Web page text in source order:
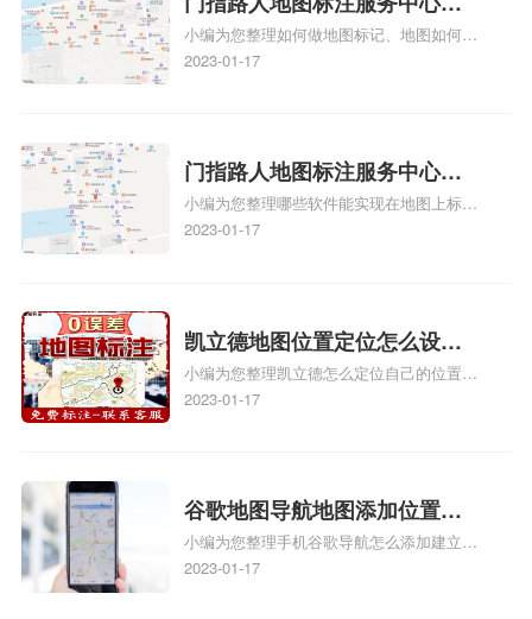
何做花小猪打车地图位置标
记？门指路人地图标注服务中
小编为您整理如何做地图标记、地图如何做
标记、so搜街景中如何做标记、360e启花贷
关地图标注知识，详情可查看下方正文！
2023-01-17
门指路人地图标注服务中心地
图位置地址标记？门指路人地
图标注服务中心苹果地图位置
小编为您整理哪些软件能实现在地图上标记
门指路人地图标注服务中心位置、门指路人
门指路人地图标注服务中心地址标注上地图
怎么弄相关地图标注知识，详情可查看下方
正文！
2023-01-17
凯立德地图位置定位怎么设置
自己的指路人地图标注服务中
心名？凯立德地图位置定位怎
小编为您整理凯立德怎么定位自己的位置
啊、手机凯立德地图定位怎么设置往上走、
地图标注服务中心铺招牌相关地图标注知
识，详情可查看下方正文！
2023-01-17
谷歌地图导航地图添加位置？
添加谷歌地图导航位置？
小编为您整理手机谷歌导航怎么添加建立多
人位置、如何在地图，谷歌地图添加公司位
2023-01-17